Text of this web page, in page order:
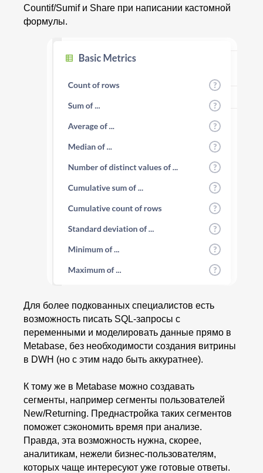
Countif/Sumif и Share при написании кастомной
формулы.
Для более подкованных специалистов есть
возможность писать SQL-запросы с
переменными и моделировать данные прямо в
Metabase, без необходимости создания витрины
в DWH (но с этим надо быть аккуратнее).
К тому же в Metabase можно создавать
сегменты, например сегменты пользователей
New/Returning. Преднастройка таких сегментов
поможет сэкономить время при анализе.
Правда, эта возможность нужна, скорее,
аналитикам, нежели бизнес-пользователям,
которых чаще интересуют уже готовые ответы.